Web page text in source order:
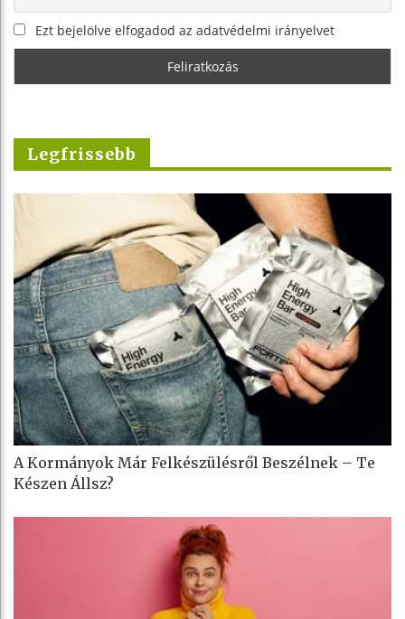
Ezt bejelölve elfogadod az adatvédelmi irányelvet
Legfrissebb
A Kormányok Már Felkészülésről Beszélnek – Te
Készen Állsz?